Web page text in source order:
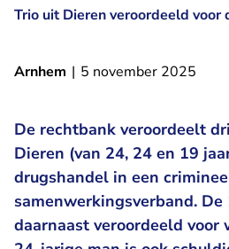
Trio uit Dieren veroordeeld voor
Arnhem | 5 november 2025
De rechtbank veroordeelt
Dieren (van 24, 24 en 19
drugshandel in een
samenwerkingsverband.
daarnaast veroordeeld voor